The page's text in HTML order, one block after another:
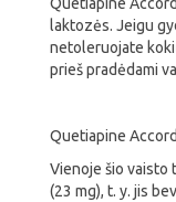
Quetiapine
laktozės. Jeigu
netoleruojate
prieš pradėdami
Quetiapine
Vienoje šio vaisto
(23 mg), t. y. jis